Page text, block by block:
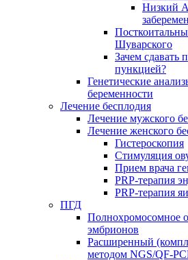
Низкий
Шуварского
Зачем сдавать
пункцией?
Генетические
беременности
Лечение бесплодия
Лечение мужского
Лечение женского
Гистероскопия
Стимуляция
Прием врача
PRP-терапия
PRP-терапия
ПГД
Полнохромосомное
эмбрионов
Расширенный
методом NGS/QF-